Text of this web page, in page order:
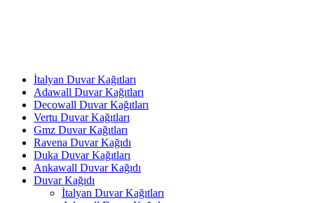
İtalyan Duvar Kağıtları
Adawall Duvar Kağıtları
Decowall Duvar Kağıtları
Vertu Duvar Kağıtları
Gmz Duvar Kağıtları
Ravena Duvar Kağıdı
Duka Duvar Kağıtları
Ankawall Duvar Kağıdı
Duvar Kağıdı
İtalyan Duvar Kağıtları